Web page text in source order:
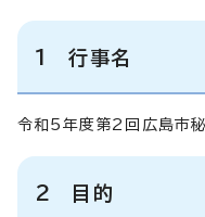
1 行事名
令和5年度第2回広島市秘
2 目的